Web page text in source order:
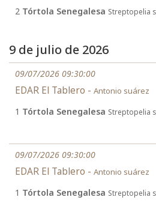
2 Tórtola Senegalesa Streptopelia
9 de julio de 2026
09/07/2026 09:30:00
EDAR El Tablero - Antonio suárez
1 Tórtola Senegalesa Streptopelia
09/07/2026 09:30:00
EDAR El Tablero - Antonio suárez
1 Tórtola Senegalesa Streptopelia